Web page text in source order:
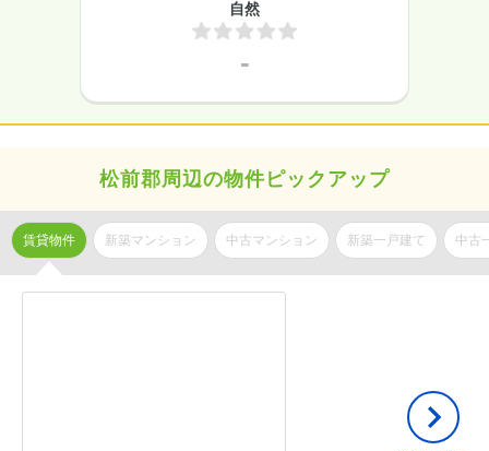
自然
-
松前郡周辺の物件ピックアップ
賃貸物件 新築マンション 中古マンション 新築一戸建て 中古